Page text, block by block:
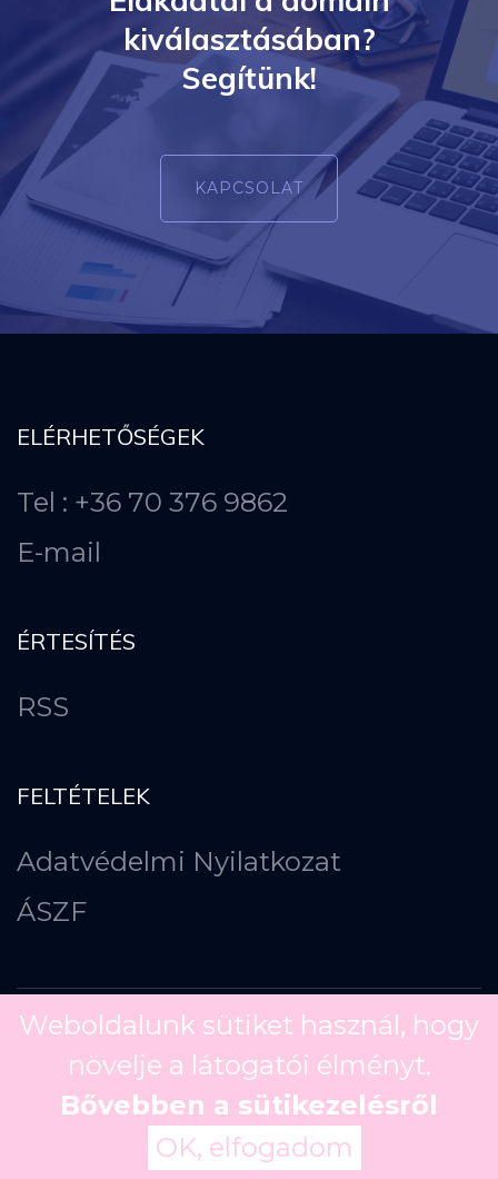
kiválasztásában?
Segítünk!
KAPCSOLAT
ELÉRHETŐSÉGEK
Tel : +36 70 376 9862
E-mail
ÉRTESÍTÉS
RSS
FELTÉTELEK
Adatvédelmi Nyilatkozat
ÁSZF
Copyright © 2026
Weboldalunk sütiket használ, hogy
növelje a látogatói élményt.
Bővebben a sütikezelésről
OK, elfogadom